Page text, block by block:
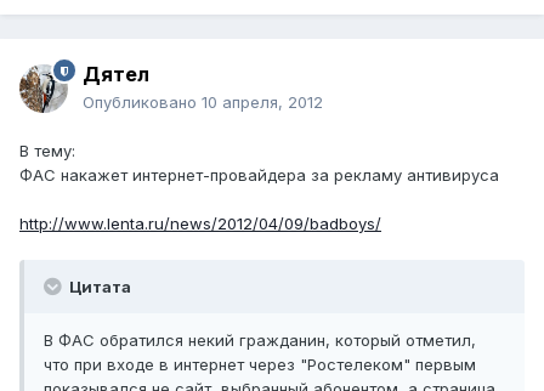
Дятел
Опубликовано 10 апреля, 2012
В тему:
ФАС накажет интернет-провайдера за рекламу антивируса
http://www.lenta.ru/news/2012/04/09/badboys/
Цитата
В ФАС обратился некий гражданин, который отметил,
что при входе в интернет через "Ростелеком" первым